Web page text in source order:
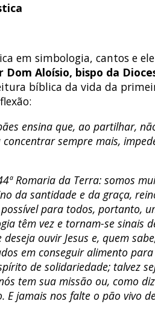
em simbologia, cantos e
Dom Aloísio, bispo da
bíblica da vida da
ensina que, ao partilhar,
concentrar sempre mais,
Romaria da Terra: somos
da santidade e da graça,
para todos, portanto,
têm vez e tornam-se sinais
ouvir Jesus e, quem
em conseguir alimento
de solidariedade; talvez
tem sua missão ou, como
E jamais nos falte o pão vivo